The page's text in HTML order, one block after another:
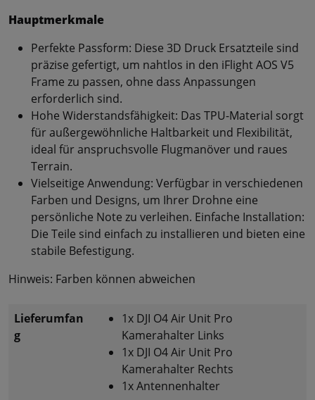
Hauptmerkmale
Perfekte Passform: Diese 3D Druck Ersatzteile sind
präzise gefertigt, um nahtlos in den iFlight AOS V5
Frame zu passen, ohne dass Anpassungen
erforderlich sind.
Hohe Widerstandsfähigkeit: Das TPU-Material sorgt
für außergewöhnliche Haltbarkeit und Flexibilität,
ideal für anspruchsvolle Flugmanöver und raues
Terrain.
Vielseitige Anwendung: Verfügbar in verschiedenen
Farben und Designs, um Ihrer Drohne eine
persönliche Note zu verleihen. Einfache Installation:
Die Teile sind einfach zu installieren und bieten eine
stabile Befestigung.
Hinweis: Farben können abweichen
Lieferumfan
g
1x DJI O4 Air Unit Pro
Kamerahalter Links
1x DJI O4 Air Unit Pro
Kamerahalter Rechts
1x Antennenhalter